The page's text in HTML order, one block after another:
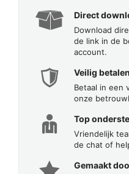
Direct
Download
de link in de
account.
Veilig betalen
Betaal in een
onze
Top
Vriendelijk
de chat of
Gemaakt